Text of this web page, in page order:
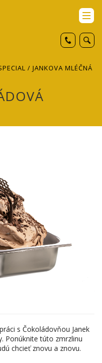
/ JANKOVA MLÉČNÁ
s Čokoládovňou Janek
Ponúknite túto zmrzlinu
chcieť znovu a znovu.